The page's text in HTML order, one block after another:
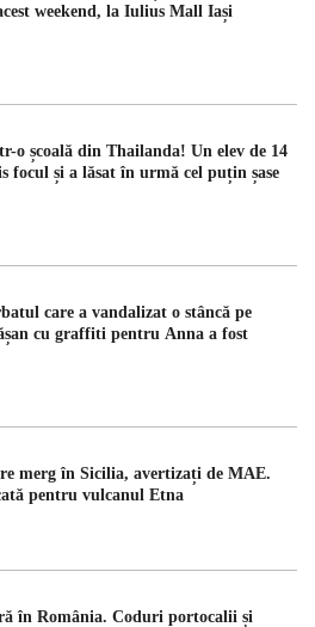
weekend, la Iulius Mall Iași
o școală din Thailanda! Un elev de 14
focul și a lăsat în urmă cel puțin șase
care a vandalizat o stâncă pe
cu graffiti pentru Anna a fost
merg în Sicilia, avertizați de MAE.
pentru vulcanul Etna
în România. Coduri portocalii și